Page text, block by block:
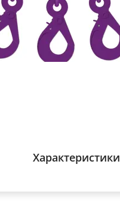
Характеристики